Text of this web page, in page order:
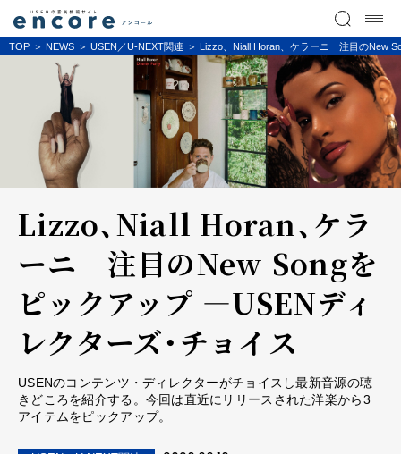
TOP NEWS USEN／U-NEXT関連 Lizzo、Niall Horan、ケラーニ 注目のNew
Lizzo、Niall Horan、ケラ
ーニ 注目のNew Songを
ピックアップ ―USENディ
レクターズ・チョイス
USENのコンテンツ・ディレクターがチョイスし最新音源の聴
きどころを紹介する。今回は直近にリリースされた洋楽から3
アイテムをピックアップ。